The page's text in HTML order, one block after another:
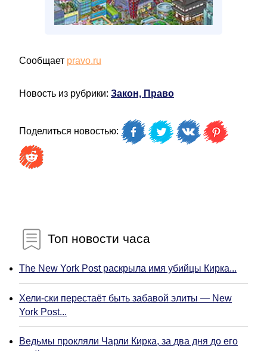
Сообщает pravo.ru
Новость из рубрики: Закон, Право
Поделиться новостью:
Топ новости часа
The New York Post раскрыла имя убийцы Кирка...
Хели-ски перестаёт быть забавой элиты — New
York Post...
Ведьмы прокляли Чарли Кирка, за два дня до его